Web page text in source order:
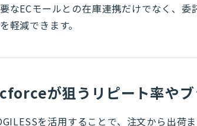
なECモールとの在庫連携だけでなく、
軽減できます。
が狙うリピート率やブ
を活用することで、注文から出荷